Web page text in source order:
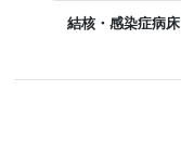
結核・感染症病床